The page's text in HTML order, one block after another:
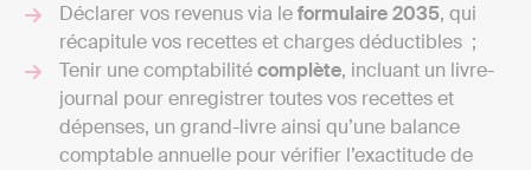
Déclarer vos revenus via leformulaire 2035, qui
récapitule vos recettes et charges déductibles ;
Tenir une comptabilitécomplète, incluant un livre-
journal pour enregistrer toutes vos recettes et
dépenses, un grand-livre ainsi qu’une balance
comptable annuelle pour vérifier l’exactitude de